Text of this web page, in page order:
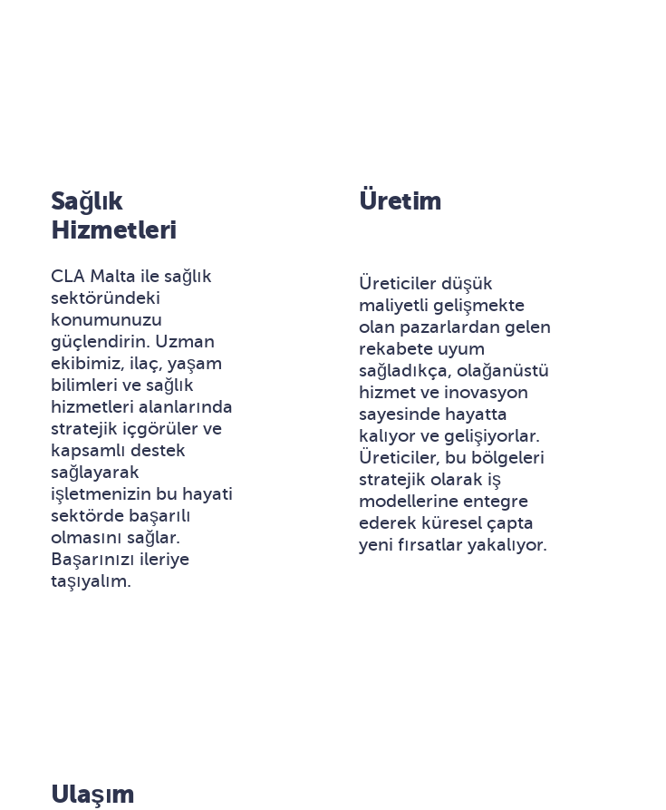
Sağlık
Hizmetleri
CLA Malta ile sağlık
sektöründeki
konumunuzu
güçlendirin. Uzman
ekibimiz, ilaç, yaşam
bilimleri ve sağlık
hizmetleri alanlarında
stratejik içgörüler ve
kapsamlı destek
sağlayarak
işletmenizin bu hayati
sektörde başarılı
olmasını sağlar.
Başarınızı ileriye
taşıyalım.
Üretim
Üreticiler düşük
maliyetli gelişmekte
olan pazarlardan gelen
rekabete uyum
sağladıkça, olağanüstü
hizmet ve inovasyon
sayesinde hayatta
kalıyor ve gelişiyorlar.
Üreticiler, bu bölgeleri
stratejik olarak iş
modellerine entegre
ederek küresel çapta
yeni fırsatlar yakalıyor.
Ulaşım